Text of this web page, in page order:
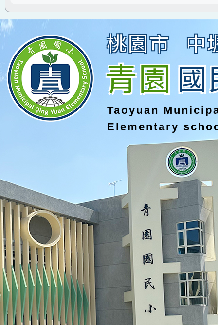
桃園市 中
青園國
Taoyuan
Elementary